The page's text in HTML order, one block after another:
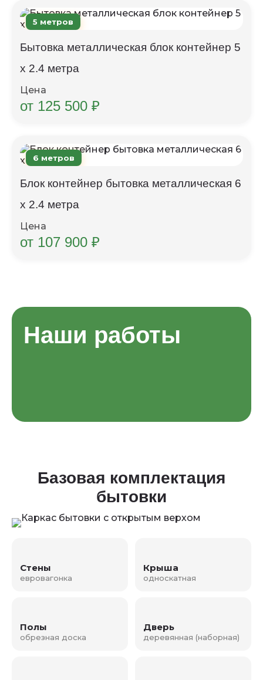
5 метров
Бытовка металлическая блок контейнер 5
х 2.4 метра
Цена
от 125 500 ₽
6 метров
Блок контейнер бытовка металлическая 6
х 2.4 метра
Цена
от 107 900 ₽
Наши работы
Базовая комплектация
бытовки
Стены
евровагонка
Крыша
односкатная
Полы
обрезная доска
Дверь
деревянная (наборная)